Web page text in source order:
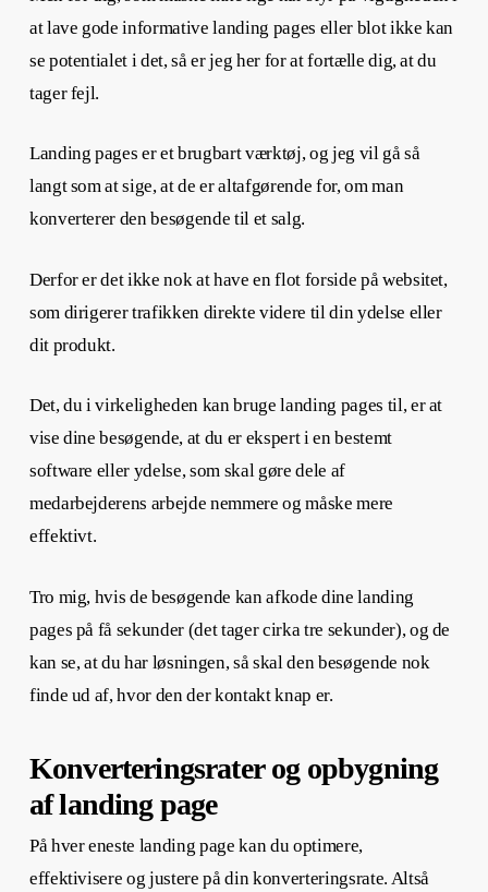
at lave gode informative landing pages eller blot ikke kan
se potentialet i det, så er jeg her for at fortælle dig, at du
tager fejl.
Landing pages er et brugbart værktøj, og jeg vil gå så
langt som at sige, at de er altafgørende for, om man
konverterer den besøgende til et salg.
Derfor er det ikke nok at have en flot forside på websitet,
som dirigerer trafikken direkte videre til din ydelse eller
dit produkt.
Det, du i virkeligheden kan bruge landing pages til, er at
vise dine besøgende, at du er ekspert i en bestemt
software eller ydelse, som skal gøre dele af
medarbejderens arbejde nemmere og måske mere
effektivt.
Tro mig, hvis de besøgende kan afkode dine landing
pages på få sekunder (det tager cirka tre sekunder), og de
kan se, at du har løsningen, så skal den besøgende nok
finde ud af, hvor den der kontakt knap er.
Konverteringsrater og opbygning
af landing page
På hver eneste landing page kan du optimere,
effektivisere og justere på din konverteringsrate. Altså